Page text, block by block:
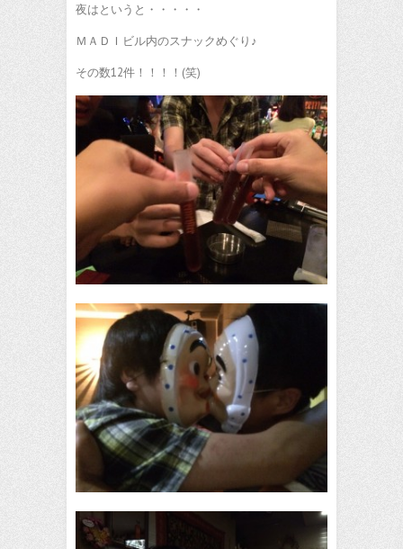
夜はというと・・・・・
ＭＡＤＩビル内のスナックめぐり♪
その数12件！！！！(笑)